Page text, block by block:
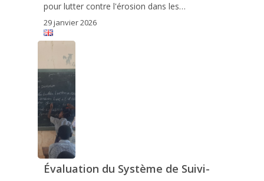
pour lutter contre l'érosion dans les…
29 janvier 2026
Évaluation du Système de Suivi-